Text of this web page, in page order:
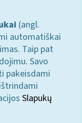
(angl.
automatiškai
Taip pat
Savo
pakeisdami
Slapukų